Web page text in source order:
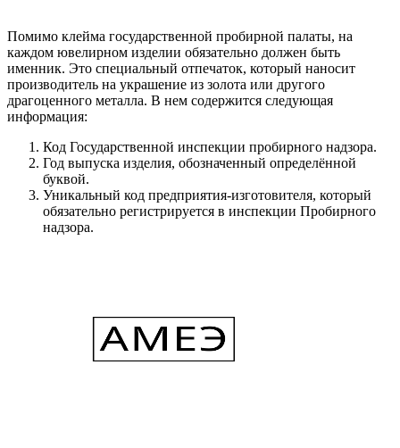
Помимо клейма государственной пробирной палаты, на
каждом ювелирном изделии обязательно должен быть
именник. Это специальный отпечаток, который наносит
производитель на украшение из золота или другого
драгоценного металла. В нем содержится следующая
информация:
Код Государственной инспекции пробирного надзора.
Год выпуска изделия, обозначенный определённой
буквой.
Уникальный код предприятия-изготовителя, который
обязательно регистрируется в инспекции Пробирного
надзора.